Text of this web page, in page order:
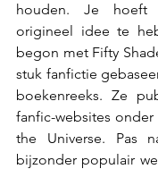
houden. Je
origineel idee te
begon met Fifty
stuk fanfictie
boekenreeks. Ze
fanfic-websites
the Universe. Pas
bijzonder populair